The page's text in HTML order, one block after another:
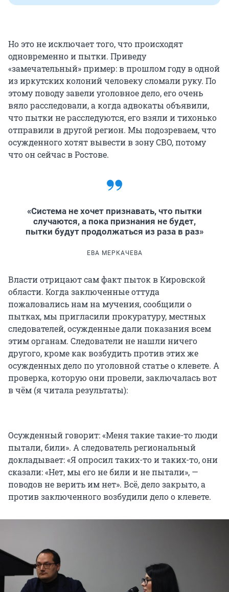
Но это не исключает того, что происходят
одновременно и пытки. Приведу
«замечательный» пример: в прошлом году в одной
из иркутских колоний человеку сломали руку. По
этому поводу завели уголовное дело, его очень
вяло расследовали, а когда адвокаты объявили,
что пытки не расследуются, его взяли и тихонько
отправили в другой регион. Мы подозреваем, что
осужденного хотят вывести в зону СВО, потому
что он сейчас в Ростове.
«Система не хочет признавать, что пытки
случаются, а пока признания не будет,
пытки будут продолжаться из раза в раз»
ЕВА МЕРКАЧЕВА
Власти отрицают сам факт пыток в Кировской
области. Когда заключенные оттуда
пожаловались нам на мучения, сообщили о
пытках, мы пригласили прокуратуру, местных
следователей, осужденные дали показания всем
этим органам. Следователи не нашли ничего
другого, кроме как возбудить против этих же
осужденных дело по уголовной статье о клевете. А
проверка, которую они провели, заключалась вот
в чём (я читала результаты):
Осужденный говорит: «Меня такие такие-то люди
пытали, били». А следователь региональный
докладывает: «Я опросил таких-то и таких-то, они
сказали: «Нет, мы его не били и не пытали», —
поводов не верить им нет». Всё, дело закрыто, а
против заключенного возбудили дело о клевете.